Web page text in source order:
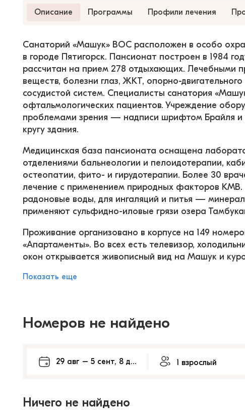
Описание Программы Профили лечения
Санаторий «Машук» ВОС расположен в особо
в городе Пятигорск. Пансионат построен в 1984
рассчитан на прием 278 отдыхающих. Лечебными
веществ, болезни глаз, ЖКТ, опорно-
сосудистой систем. Специалисты санатория
офтальмологических пациентов. Учреждение
проблемами зрения — надписи шрифтом Брайля и
кругу здания.
Медицинская база пансионата оснащена
отделениями бальнеологии и пелоидотерапии,
остеопатии, фито- и гирудотерапии. Более 30
лечение с применением природных факторов КМВ.
радоновые воды, для ингаляций и питья —
применяют сульфидно-иловые грязи озера
Проживание организовано в корпусе на 149
«Апартаменты». Во всех есть телевизор,
окон открывается живописный вид на Машук и
Показать еще
Номеров не найдено
Ничего не найдено